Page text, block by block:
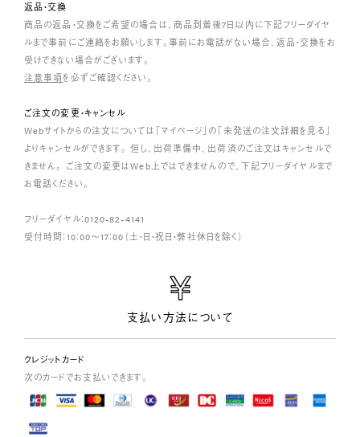
返品・交換
商品の返品・交換をご希望の場合は、商品到着後7日以内に下記フリーダイヤ
ルまで事前にご連絡をお願いします。事前にお電話がない場合、返品・交換をお
受けできない場合がございます。
注意事項を必ずご確認ください。
ご注文の変更・キャンセル
Webサイトからの注文については「マイページ」の「未発送の注文詳細を見る」
よりキャンセルができます。 但し、出荷準備中、出荷済のご注文はキャンセルで
きません。 ご注文の変更はWeb上ではできませんので、下記フリーダイヤルまで
お電話ください。
フリーダイヤル：0120-82-4141
受付時間：10：00～17：00（土・日・祝日・弊社休日を除く）
支払い方法について
クレジットカード
次のカードでお支払いできます。